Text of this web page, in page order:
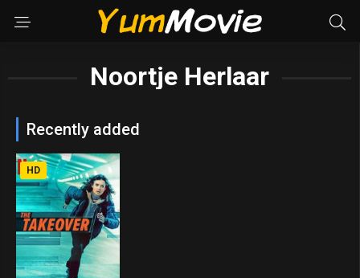
Noortje Herlaar
Recently added
HD